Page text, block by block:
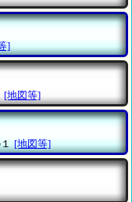
]
[地図等]
[地図等]